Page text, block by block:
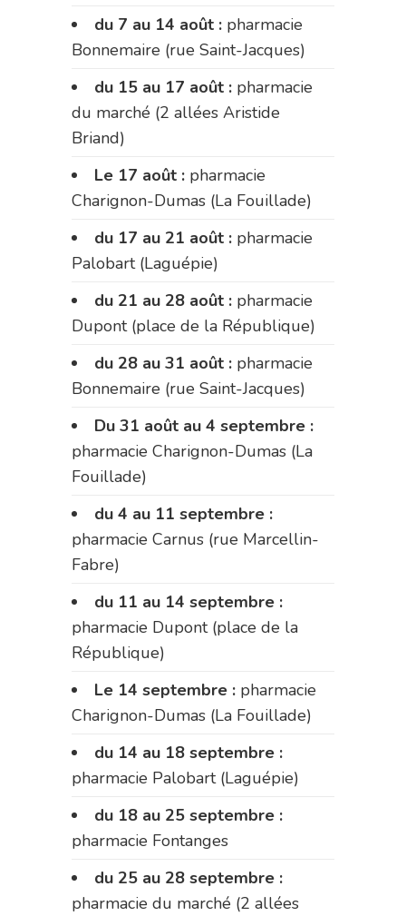
du 7 au 14 août : pharmacie
Bonnemaire (rue Saint-Jacques)
du 15 au 17 août : pharmacie
du marché (2 allées Aristide
Briand)
Le 17 août : pharmacie
Charignon-Dumas (La Fouillade)
du 17 au 21 août : pharmacie
Palobart (Laguépie)
du 21 au 28 août : pharmacie
Dupont (place de la République)
du 28 au 31 août : pharmacie
Bonnemaire (rue Saint-Jacques)
Du 31 août au 4 septembre :
pharmacie Charignon-Dumas (La
Fouillade)
du 4 au 11 septembre :
pharmacie Carnus (rue Marcellin-
Fabre)
du 11 au 14 septembre :
pharmacie Dupont (place de la
République)
Le 14 septembre : pharmacie
Charignon-Dumas (La Fouillade)
du 14 au 18 septembre :
pharmacie Palobart (Laguépie)
du 18 au 25 septembre :
pharmacie Fontanges
du 25 au 28 septembre :
pharmacie du marché (2 allées